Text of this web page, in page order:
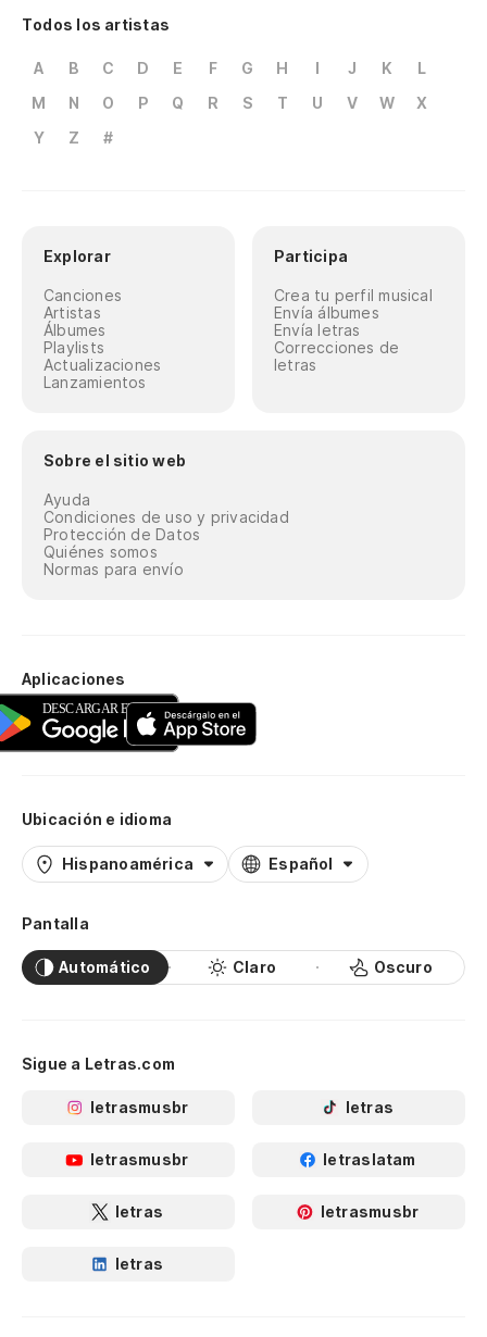
Todos los artistas
A B C D E F G H I J K
L
M
N O P Q R S T U V W
X
Y
Z #
Explorar
Canciones
Artistas
Álbumes
Playlists
Actualizaciones
Lanzamientos
Participa
Crea tu perfil musical
Envía álbumes
Envía letras
Correcciones de
letras
Sobre el sitio web
Ayuda
Condiciones de uso y privacidad
Protección de Datos
Quiénes somos
Normas para envío
Aplicaciones
Ubicación e idioma
Hispanoamérica Español
Pantalla
Automático Claro Oscuro
Sigue a Letras.com
letrasmusbr letras
letrasmusbr letraslatam
letras letrasmusbr
letras